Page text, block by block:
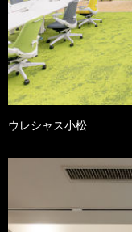
ウレシャス小松